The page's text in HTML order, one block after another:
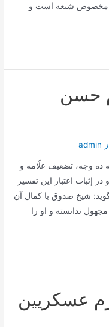
مخصوص شیعه است و
حسن
admin
ده وجه، تضعیف علّامه و
إثبات اعتبار این تفسیر
شیخ صدوق با كمال آن
ندانسته و او را
عسکریین